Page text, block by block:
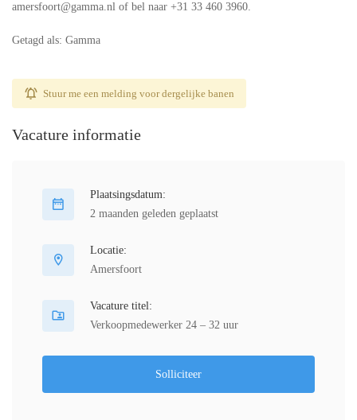
amersfoort@gamma.nl of bel naar +31 33 460 3960.
Getagd als: Gamma
Stuur me een melding voor dergelijke banen
Vacature informatie
Plaatsingsdatum:
2 maanden geleden geplaatst
Locatie:
Amersfoort
Vacature titel:
Verkoopmedewerker 24 – 32 uur
Solliciteer